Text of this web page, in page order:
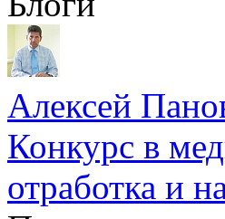
Алексей
Конкурс в
отработка и